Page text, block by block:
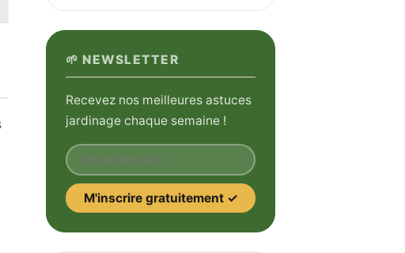
🌱 NEWSLETTER
Recevez nos meilleures astuces
jardinage chaque semaine !
Votre email
M'inscrire gratuitement ✓